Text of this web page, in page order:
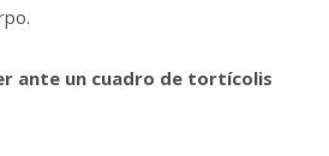
ante un cuadro de tortícolis